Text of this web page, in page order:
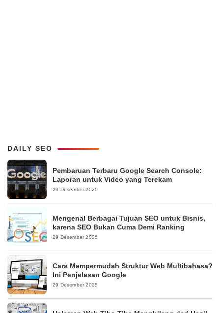
DAILY SEO
Pembaruan Terbaru Google Search Console:
Laporan untuk Video yang Terekam
29 Desember 2025
Mengenal Berbagai Tujuan SEO untuk Bisnis,
karena SEO Bukan Cuma Demi Ranking
29 Desember 2025
Cara Mempermudah Struktur Web Multibahasa?
Ini Penjelasan Google
29 Desember 2025